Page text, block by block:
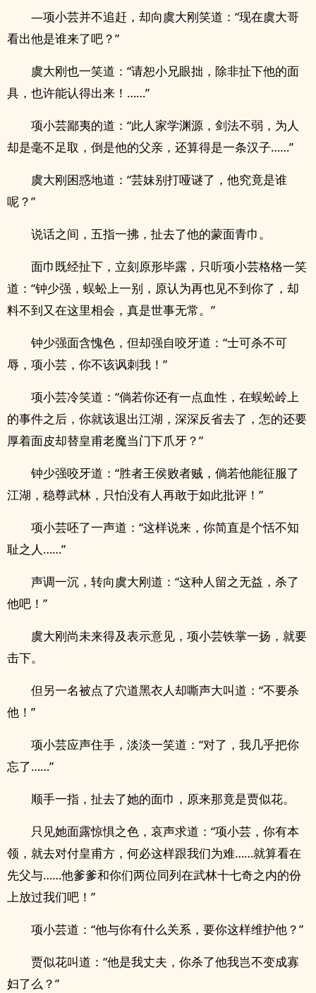
—项小芸并不追赶，却向虞大刚笑道：“现在虞大哥
看出他是谁来了吧？”
虞大刚也一笑道：“请恕小兄眼拙，除非扯下他的面
具，也许能认得出来！……”
项小芸鄙夷的道：“此人家学渊源，剑法不弱，为人
却是毫不足取，倒是他的父亲，还算得是一条汉子……”
虞大刚困惑地道：“芸妹别打哑谜了，他究竟是谁
呢？”
说话之间，五指一拂，扯去了他的蒙面青巾。
面巾既经扯下，立刻原形毕露，只听项小芸格格一笑
道：“钟少强，蜈蚣上一别，原认为再也见不到你了，却
料不到又在这里相会，真是世事无常。”
钟少强面含愧色，但却强自咬牙道：“士可杀不可
辱，项小芸，你不该讽刺我！”
项小芸冷笑道：“倘若你还有一点血性，在蜈蚣岭上
的事件之后，你就该退出江湖，深深反省去了，怎的还要
厚着面皮却替皇甫老魔当门下爪牙？”
钟少强咬牙道：“胜者王侯败者贼，倘若他能征服了
江湖，稳尊武林，只怕没有人再敢于如此批评！”
项小芸呸了一声道：“这样说来，你简直是个恬不知
耻之人……”
声调一沉，转向虞大刚道：“这种人留之无益，杀了
他吧！”
虞大刚尚未来得及表示意见，项小芸铁掌一扬，就要
击下。
但另一名被点了穴道黑衣人却嘶声大叫道：“不要杀
他！”
项小芸应声住手，淡淡一笑道：“对了，我几乎把你
忘了……”
顺手一指，扯去了她的面巾，原来那竟是贾似花。
只见她面露惊惧之色，哀声求道：“项小芸，你有本
领，就去对付皇甫方，何必这样跟我们为难……就算看在
先父与……他爹爹和你们两位同列在武林十七奇之内的份
上放过我们吧！”
项小芸道：“他与你有什么关系，要你这样维护他？”
贾似花叫道：“他是我丈夫，你杀了他我岂不变成寡
妇了么？”